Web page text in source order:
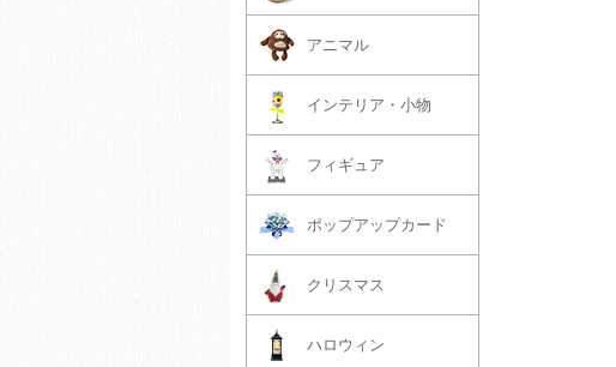
アニマル
インテリア・小物
フィギュア
ポップアップカード
クリスマス
ハロウィン